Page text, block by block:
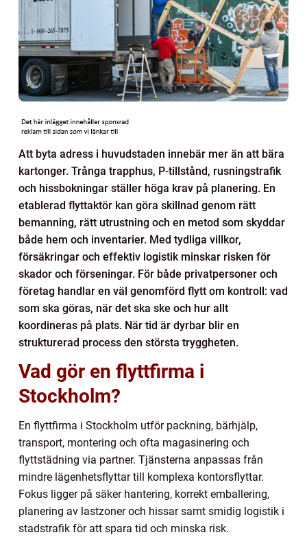
Att byta adress i huvudstaden innebär mer än att bära
kartonger. Trånga trapphus, P-tillstånd, rusningstrafik
och hissbokningar ställer höga krav på planering. En
etablerad flyttaktör kan göra skillnad genom rätt
bemanning, rätt utrustning och en metod som skyddar
både hem och inventarier. Med tydliga villkor,
försäkringar och effektiv logistik minskar risken för
skador och förseningar. För både privatpersoner och
företag handlar en väl genomförd flytt om kontroll: vad
som ska göras, när det ska ske och hur allt
koordineras på plats. När tid är dyrbar blir en
strukturerad process den största tryggheten.
Vad gör en flyttfirma i
Stockholm?
En flyttfirma i Stockholm utför packning, bärhjälp,
transport, montering och ofta magasinering och
flyttstädning via partner. Tjänsterna anpassas från
mindre lägenhetsflyttar till komplexa kontorsflyttar.
Fokus ligger på säker hantering, korrekt emballering,
planering av lastzoner och hissar samt smidig logistik i
stadstrafik för att spara tid och minska risk.